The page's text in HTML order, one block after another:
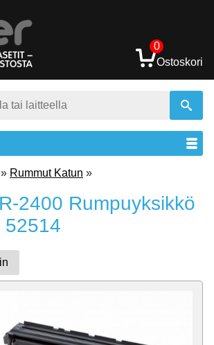
0
Ostoskori
» Rummut Katun »
2400 Rumpuyksikkö
52514